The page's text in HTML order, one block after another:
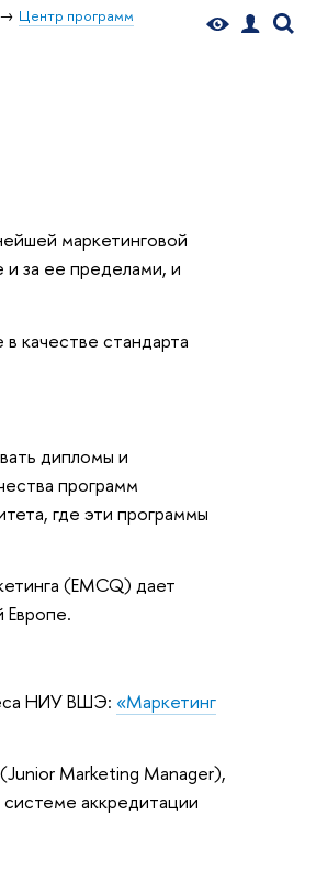
Центр программ
маркетинговой
за ее пределами, и
качестве стандарта
дипломы и
программ
где эти программы
(EMCQ) дает
Европе.
НИУ ВШЭ: «Маркетинг
Marketing Manager),
аккредитации